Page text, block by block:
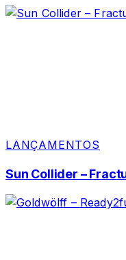
LANÇAMENTOS
Sun Collider –